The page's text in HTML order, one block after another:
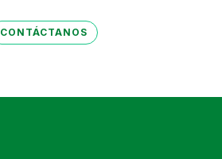
CONTÁCTANOS